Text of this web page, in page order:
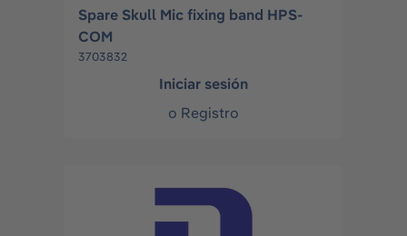
Spare Skull Mic fixing band HPS-
COM
3703832
Iniciar sesión
o Registro